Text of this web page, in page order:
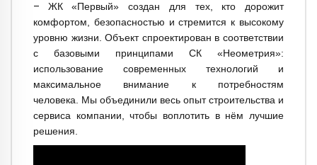
– ЖК «Первый» создан для тех, кто дорожит
комфортом, безопасностью и стремится к высокому
уровню жизни. Объект спроектирован в соответствии
с базовыми принципами СК «Неометрия»:
использование современных технологий и
максимальное внимание к потребностям
человека. Мы объединили весь опыт строительства и
сервиса компании, чтобы воплотить в нём лучшие
решения.